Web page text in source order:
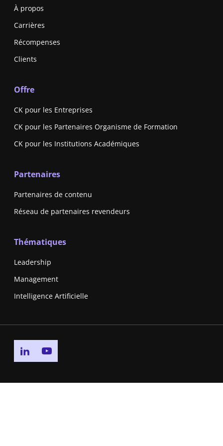
À propos
Carrières
Récompenses
Clients
Offre
CK pour les Entreprises
CK pour les Partenaires Organisme de Formation
CK pour les Institutions Académiques
Partenaires
Partenaires de contenu
Réseau de partenaires revendeurs
Thématiques
Leadership
Management
Intelligence Artificielle
Go to linkedin page